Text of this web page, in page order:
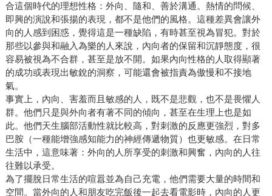
合這個時代的理想性格：外向、隨和、善於溝通。熱情的問候、
即興的演說和張揚的表現，都不是他們的風格。這種差異會讓外
向的人感到困惑，覺得這是一種缺陷，有時甚至視為冒犯。對於
那些以參與和融入為樂的人來說，內向者的保留和沉靜態度，很
容易被視為不合群，甚至是放不開。如果內向性格的人取得顯著
的成功或表現出敏銳的洞察，可能還會被指責為傲慢和不接地
氣。
事實上，內向、害羞而且敏感的人，既不是悲觀，也不是畏懼人
群。他們只是與外向者有著不同的傾向，甚至在生理上也是如
此。他們天生腦部活動性就比較高，對刺激的反應更強烈，對多
巴胺（一種能增強感知能力的神經傳遞物質）也更敏感。在日常
生活中，這意味著：外向的人所享受的刺激和興奮，內向的人往
往難以承受。
為了擺脫日常生活的喧囂並為自己充電，他們需要大量的時間和
空間。當外向的人和朋友吃完飯後一起去看電影時，內向的人更